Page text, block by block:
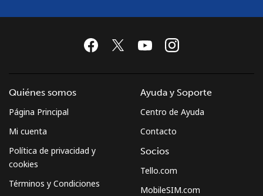
Quiénes somos
Página Principal
Mi cuenta
Política de privacidad y
cookies
Términos y Condiciones
Ayuda y Soporte
Centro de Ayuda
Contacto
Socios
Tello.com
MobileSIM.com